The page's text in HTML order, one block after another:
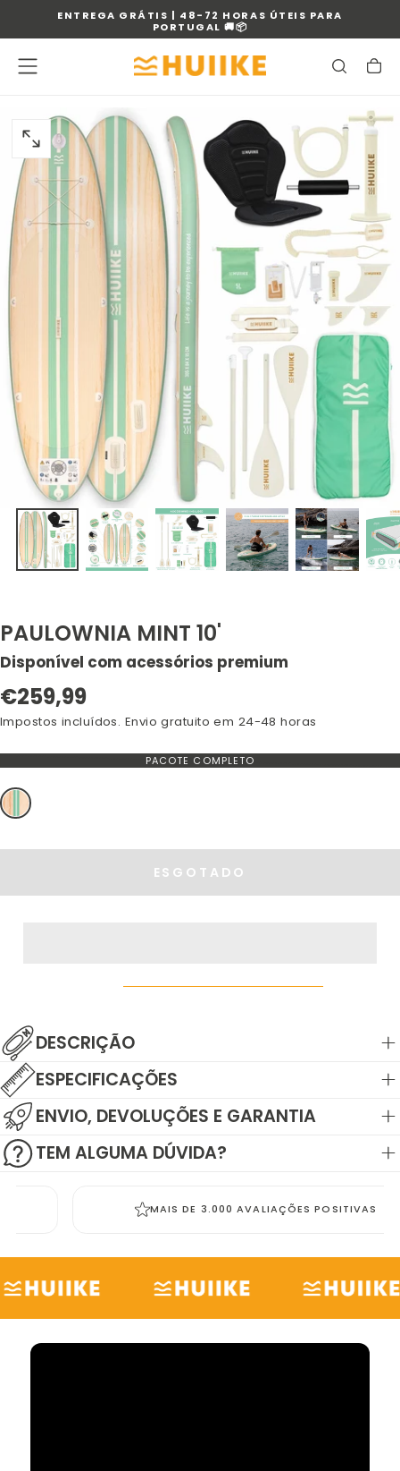
SALTAR
CONTEÚDO
ENTREGA GRÁTIS | 48-72 HORAS ÚTEIS PARA
PORTUGAL 🚚📦
ABRIR
MEDIA
EM
PAULOWNIA MINT 10'
Disponível com acessórios premium
Preço
normal
€259,99
Impostos incluídos. Envio gratuito em 24-48 horas
PACOTE COMPLETO
VARIANTE
ESGOTADO
DESCRIÇÃO
ESPECIFICAÇÕES
ENVIO, DEVOLUÇÕES E GARANTIA
TEM ALGUMA DÚVIDA?
MAIS DE 3.000 AVALIAÇÕES POSITIVAS